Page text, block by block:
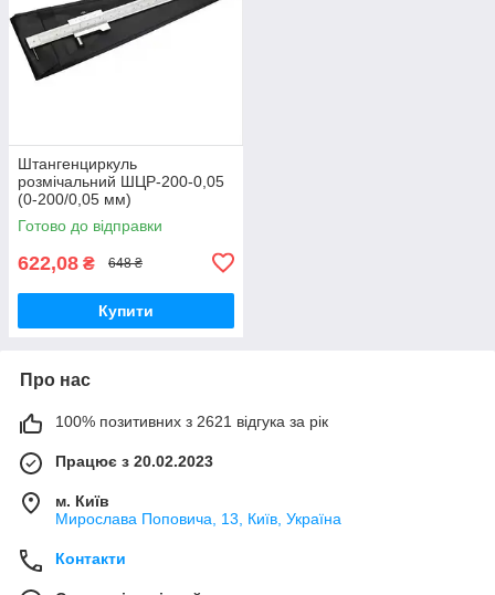
Штангенциркуль
розмічальний ШЦР-200-0,05
(0-200/0,05 мм)
Готово до відправки
622,08 ₴ 648 ₴
Купити
Про нас
100% позитивних з 2621 відгука за рік
Працює з 20.02.2023
м. Київ
Мирослава Поповича, 13, Київ, Україна
Контакти